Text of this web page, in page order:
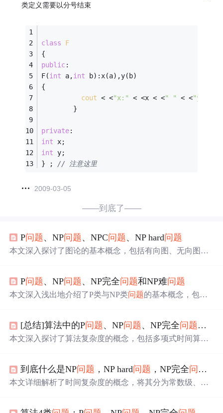
类定义需要以分号结束
class
F
{
public:
F(int a,int b):x(a),y(b)
{
cout < <"x:" < <x < <" " < <"y:"
        }
private:
int x;
int y;
} ; // 注意这里
2009-03-05
——到底了——
P问题、NP问题、NPC问题、NP hard问题
本文深入探讨了图论的基本概念，包括有向图、无向图及
复杂度理论中的核心地位。
P问题、NP问题、NP完全问题和NP难问题
本文深入浅出地介绍了P类与NP类问题的基本概念，包括
及NP难问题的区别与联系。
[总结]算法中的P问题、NP问题、NP完全问题和NP
本文深入探讨了算法复杂度的概念，包括多项式时间算法
类 问题的定义及意义。进一步阐述了NP类问题的特点及N
P完全问题（NPC）的概念，引入问题约化的思想，揭示了
到底什么是NP问题 ，NP hard问题 ，NP完全问题
本文详细解析了时间复杂度的概念，将其分为常数级、线